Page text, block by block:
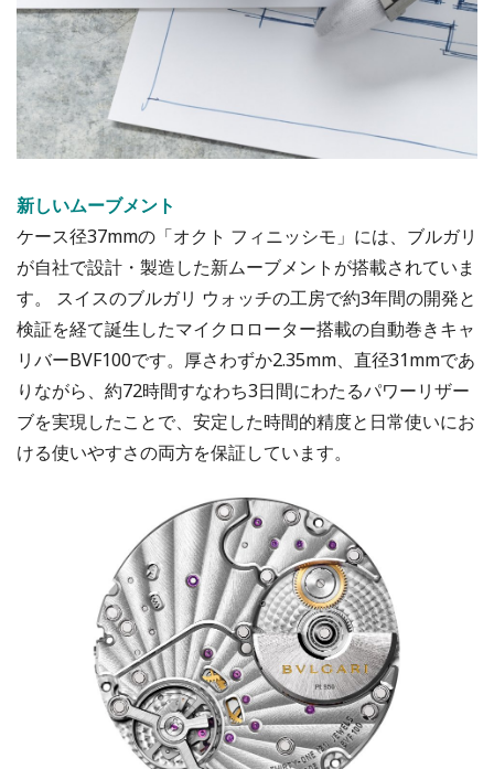
新しいムーブメント
ケース径37mmの「オクト フィニッシモ」には、ブルガリ
が自社で設計・製造した新ムーブメントが搭載されていま
す。 スイスのブルガリ ウォッチの工房で約3年間の開発と
検証を経て誕生したマイクロローター搭載の自動巻きキャ
リバーBVF100です。厚さわずか2.35mm、直径31mmであ
りながら、約72時間すなわち3日間にわたるパワーリザー
ブを実現したことで、安定した時間的精度と日常使いにお
ける使いやすさの両方を保証しています。